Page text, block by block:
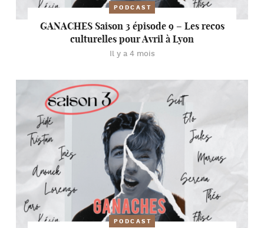
PODCAST
GANACHES Saison 3 épisode 9 – Les recos
culturelles pour Avril à Lyon
Il y a 4 mois
PODCAST